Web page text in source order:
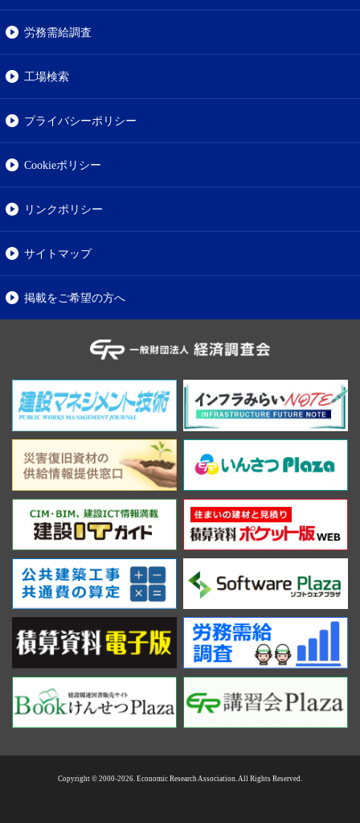
労務需給調査
工場検索
プライバシーポリシー
Cookieポリシー
リンクポリシー
サイトマップ
掲載をご希望の方へ
Copyright © 2000-2026. Economic Research Association. All Rights Reserved.